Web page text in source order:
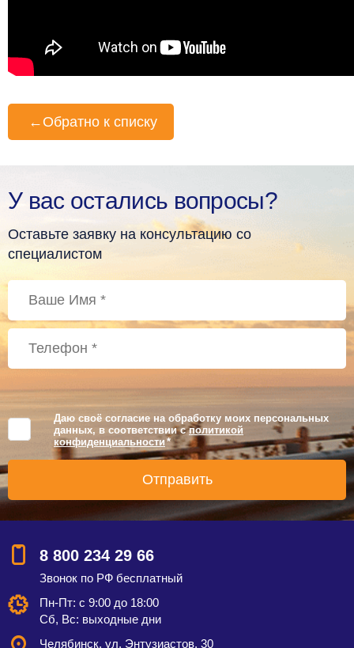
← Обратно к списку
У вас остались вопросы?
Оставьте заявку на консультацию со
специалистом
Даю своё согласие на обработку моих персональных
данных, в соответствии сполитикой
конфиденциальности *
8 800 234 29 66
Звонок по РФ бесплатный
Пн-Пт: с 9:00 до 18:00
Сб, Вс: выходные дни
Челябинск, ул. Энтузиастов, 30